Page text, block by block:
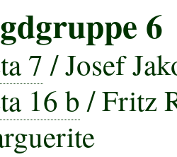
6
7 / Josef
16 b/ Fritz